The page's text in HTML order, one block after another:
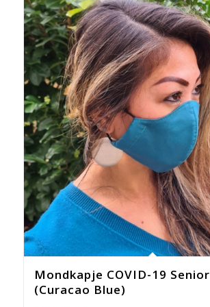
Mondkapje COVID-19 Senior
(Curacao Blue)